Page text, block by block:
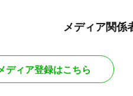
メディア関係
ディア登録はこちら